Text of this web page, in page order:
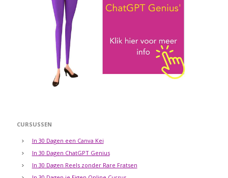
CURSUSSEN
In 30 Dagen een Canva Kei
In 30 Dagen ChatGPT Genius
In 30 Dagen Reels zonder Rare Fratsen